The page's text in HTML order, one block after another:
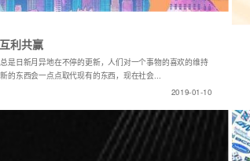
利共赢
是日新月异地在不停的更新，人们对一个事物的喜欢的维持
的东西会一点点取代现有的东西，现在社会...
2019-01-10